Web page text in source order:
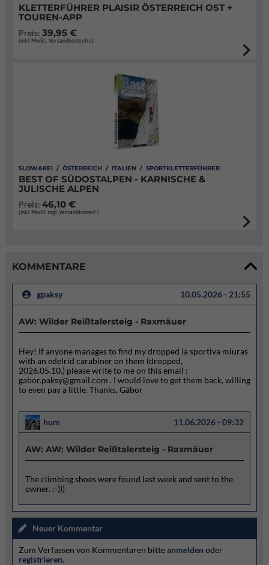
KLETTERFÜHRER PLAISIR ÖSTERREICH OST +
TOUREN-APP
Preis: 39,95 €
(inkl. MwSt., Versandkostenfrei)
SLOWAKEI / ÖSTERREICH / ITALIEN / SPORTKLETTERFÜHRER
BEST OF SÜDOSTALPEN - KARNISCHE &
JULISCHE ALPEN
Preis: 46,10 €
(inkl. MwSt. zzgl. Versandkosten*)
KOMMENTARE
gpaksy 10.05.2026 - 21:55
AW: Wilder Reißtalersteig - Raxmäuer
Hey! If anyone manages to find my dropped la sportiva miuras
with an edelrid carabiner on them (dropped,
2026.05.10.) please write to me on this email :
gabor.paksy@gmail.com . I would love to get them back, willing
to even pay a little. Thanks, Gábor
hum 11.06.2026 - 09:32
AW: AW: Wilder Reißtalersteig - Raxmäuer
The climbing shoes were found last week and sent to the
owner. :-)))
Neuer Kommentar
Zum Verfassen von Kommentaren bitteanmelden oder
registrieren.